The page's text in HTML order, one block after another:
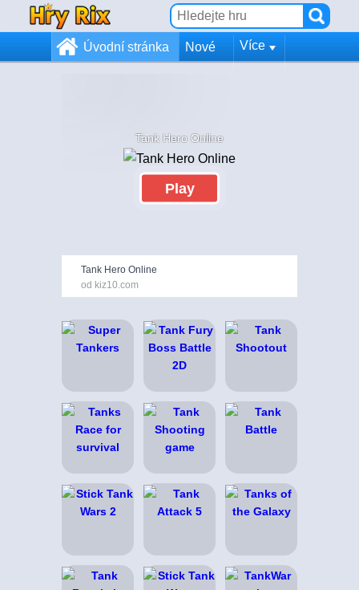
Úvodní stránka Nové Více
Tank Hero Online
Play
Tank Hero Online
od kiz10.com